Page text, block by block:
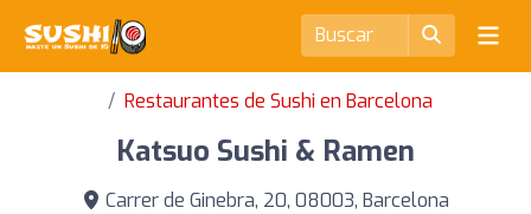
Restaurantes de Sushi en Barcelona
Katsuo Sushi & Ramen
Carrer de Ginebra, 20, 08003, Barcelona